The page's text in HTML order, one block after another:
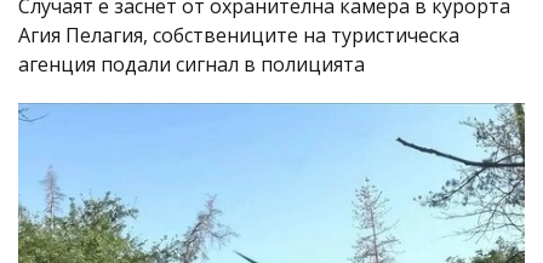
Случаят е заснет от охранителна камера в курорта
Агия Пелагия, собствениците на туристическа
агенция подали сигнал в полицията